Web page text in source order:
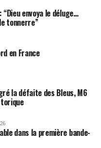
envoya le déluge…
tonnerre”
en France
la défaite des Bleus, M6
dans la première bande-